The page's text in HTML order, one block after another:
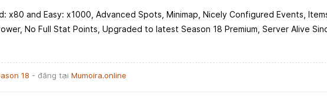
x80 and Easy: x1000, Advanced Spots, Minimap, Nicely Configured Events,
No Full Stat Points, Upgraded to latest Season 18 Premium, Server Alive
18 - đăng tại Mumoira.online